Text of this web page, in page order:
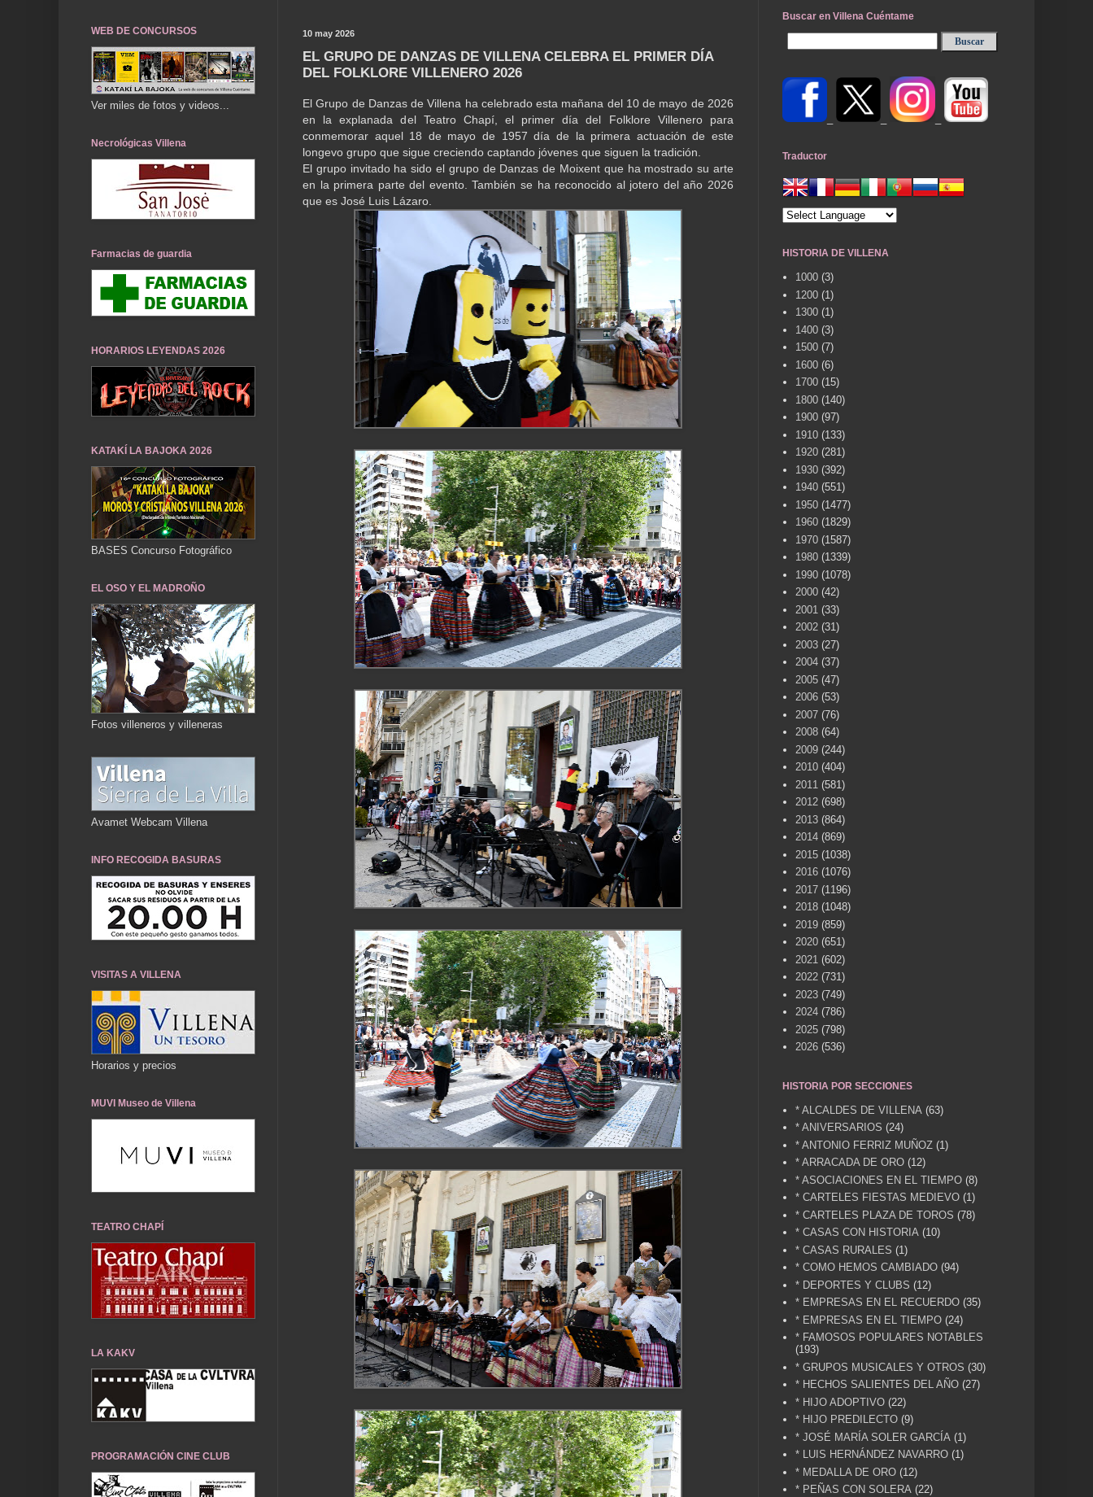
10 may 2026
EL GRUPO DE DANZAS DE VILLENA CELEBRA EL PRIMER DÍA
DEL FOLKLORE VILLENERO 2026
El Grupo de Danzas de Villena ha celebrado esta mañana del 10 de mayo de 2026
en la explanada del Teatro Chapí, el primer día del Folklore Villenero para
conmemorar aquel 18 de mayo de 1957 día de la primera actuación de este
longevo grupo que sigue creciendo captando jóvenes que siguen la tradición.
El grupo invitado ha sido el grupo de Danzas de Moixent que ha mostrado su arte
en la primera parte del evento. También se ha reconocido al jotero del año 2026
que es José Luis Lázaro.
WEB DE CONCURSOS
Ver miles de fotos y videos...
Necrológicas Villena
Farmacias de guardia
HORARIOS LEYENDAS 2026
KATAKÍ LA BAJOKA 2026
BASES Concurso Fotográfico
EL OSO Y EL MADROÑO
Fotos villeneros y villeneras
Avamet Webcam Villena
INFO RECOGIDA BASURAS
VISITAS A VILLENA
Horarios y precios
MUVI Museo de Villena
TEATRO CHAPÍ
LA KAKV
PROGRAMACIÓN CINE CLUB
Buscar en Villena Cuéntame
Traductor
HISTORIA DE VILLENA
1000 (3)
1200 (1)
1300 (1)
1400 (3)
1500 (7)
1600 (6)
1700 (15)
1800 (140)
1900 (97)
1910 (133)
1920 (281)
1930 (392)
1940 (551)
1950 (1477)
1960 (1829)
1970 (1587)
1980 (1339)
1990 (1078)
2000 (42)
2001 (33)
2002 (31)
2003 (27)
2004 (37)
2005 (47)
2006 (53)
2007 (76)
2008 (64)
2009 (244)
2010 (404)
2011 (581)
2012 (698)
2013 (864)
2014 (869)
2015 (1038)
2016 (1076)
2017 (1196)
2018 (1048)
2019 (859)
2020 (651)
2021 (602)
2022 (731)
2023 (749)
2024 (786)
2025 (798)
2026 (536)
HISTORIA POR SECCIONES
* ALCALDES DE VILLENA (63)
* ANIVERSARIOS (24)
* ANTONIO FERRIZ MUÑOZ (1)
* ARRACADA DE ORO (12)
* ASOCIACIONES EN EL TIEMPO (8)
* CARTELES FIESTAS MEDIEVO (1)
* CARTELES PLAZA DE TOROS (78)
* CASAS CON HISTORIA (10)
* CASAS RURALES (1)
* COMO HEMOS CAMBIADO (94)
* DEPORTES Y CLUBS (12)
* EMPRESAS EN EL RECUERDO (35)
* EMPRESAS EN EL TIEMPO (24)
* FAMOSOS POPULARES NOTABLES
(193)
* GRUPOS MUSICALES Y OTROS (30)
* HECHOS SALIENTES DEL AÑO (27)
* HIJO ADOPTIVO (22)
* HIJO PREDILECTO (9)
* JOSÉ MARÍA SOLER GARCÍA (1)
* LUIS HERNÁNDEZ NAVARRO (1)
* MEDALLA DE ORO (12)
* PEÑAS CON SOLERA (22)